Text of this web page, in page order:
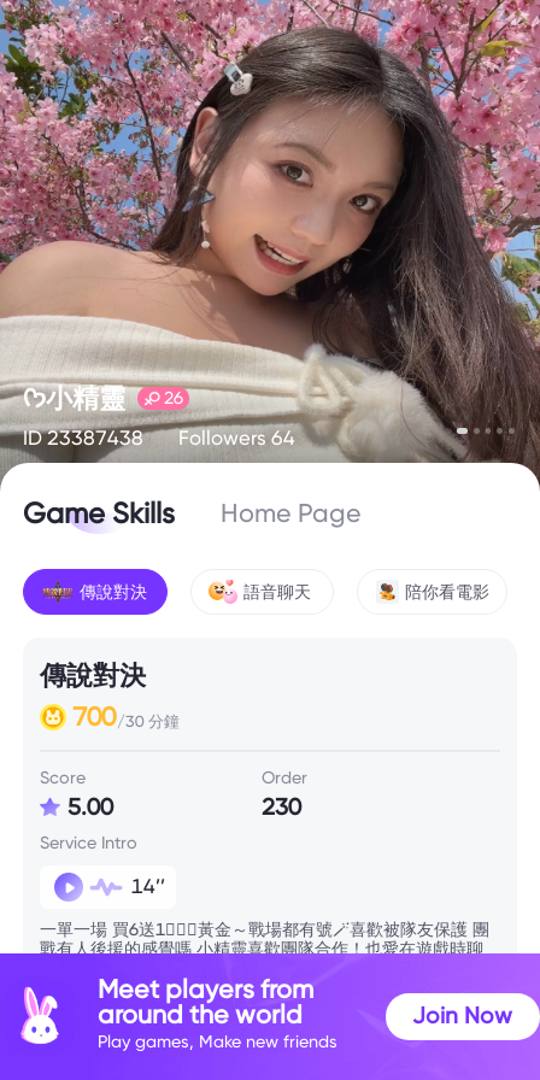
ᡣ𐭩小精靈 26
ID 23387438 Followers 64
Game Skills Home Page
傳說對決 語音聊天 陪你看電影
傳說對決
700/30 分鐘
Score
5.00
Order
230
Service Intro
14’’
一單一場 買6送1🧚🏻‍♀️黃金～戰場都有號🪄喜歡被隊友保護 團
戰有人後援的感覺嗎 小精靈喜歡團隊合作！也愛在遊戲時聊
怒症 是純鼓勵型玩家 每個神操作漂亮都是代表你操作真的很
漂亮😎
Meet players from
around the world
Play games, Make new friends
Join Now